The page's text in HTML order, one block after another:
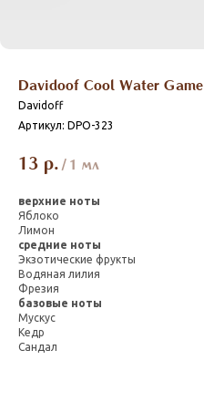
Davidoof Cool Water Game
Davidoff
Артикул: DPO-323
13 р. / 1 мл
верхние ноты
Яблоко
Лимон
средние ноты
Экзотические фрукты
Водяная лилия
Фрезия
базовые ноты
Мускус
Кедр
Сандал